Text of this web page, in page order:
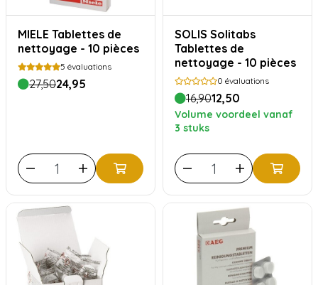
MIELE Tablettes de
nettoyage - 10 pièces
5 évaluations
27,5024,95
SOLIS Solitabs
Tablettes de
nettoyage - 10 pièces
0 évaluations
16,9012,50
Volume voordeel vanaf
3 stuks